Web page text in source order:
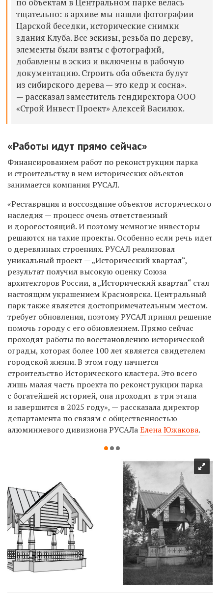
по объектам в Центральном парке велась
тщательно: в архиве мы нашли фотографии
Царской беседки, исторические снимки
здания Клуба. Все эскизы, резьба по дереву,
элементы были взяты с фотографий,
добавлены в эскиз и включены в рабочую
документацию. Строить оба объекта будут
из сибирского дерева — это кедр и сосна».
— рассказал заместитель гендиректора ООО
«Строй Инвест Проект» Алексей Василюк.
«Работы идут прямо сейчас»
Финансированием работ по реконструкции парка
и строительству в нем исторических объектов
занимается компания РУСАЛ.
«Реставрация и воссоздание объектов исторического
наследия — процесс очень ответственный
и дорогостоящий. И поэтому немногие инвесторы
решаются на такие проекты. Особенно если речь идет
о деревянных строениях. РУСАЛ реализовал
уникальный проект — „Исторический квартал“,
результат получил высокую оценку Союза
архитекторов России, а „Исторический квартал“ стал
настоящим украшением Красноярска. Центральный
парк также является достопримечательным местом.
требует обновления, поэтому РУСАЛ принял решение
помочь городу с его обновлением. Прямо сейчас
проходят работы по восстановлению исторической
ограды, которая более 100 лет является свидетелем
городской жизни. В этом году начнется
строительство Исторического кластера. Это всего
лишь малая часть проекта по реконструкции парка
с богатейшей историей, она проходит в три этапа
и завершится в 2025 году», — рассказала директор
департамента по связям с общественностью
алюминиевого дивизиона РУСАЛаЕлена Южакова.